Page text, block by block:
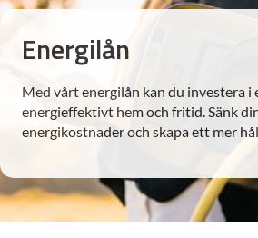
Energilån
Med vårt energilån kan du investera i
energieffektivt hem och fritid. Sänk
energikostnader och skapa ett mer